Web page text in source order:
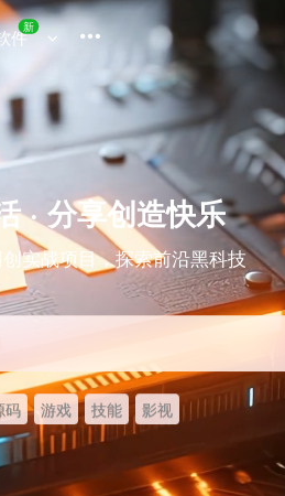
件新
· 分享创造快乐
实战项目，探索前沿黑科技
码 游戏 技能 影视